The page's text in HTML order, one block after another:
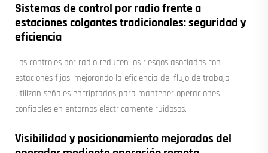
Sistemas de control por radio frente a
estaciones colgantes tradicionales: seguridad y
eficiencia
Los controles por radio reducen los riesgos asociados con
estaciones fijas, mejorando la eficiencia del flujo de trabajo.
Utilizan señales encriptadas para mantener operaciones
confiables en entornos eléctricamente ruidosos.
Visibilidad y posicionamiento mejorados del